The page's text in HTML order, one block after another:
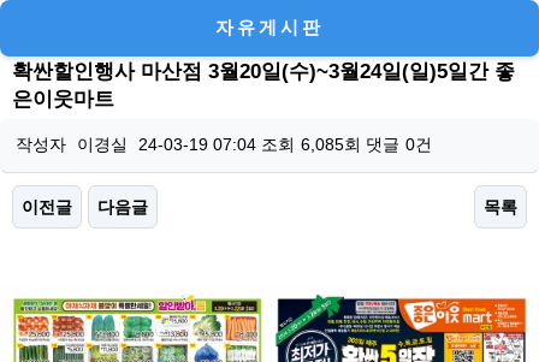
자유게시판
확싼할인행사 마산점 3월20일(수)~3월24일(일)5일간 좋
은이웃마트
작성자 이경실 24-03-19 07:04조회 6,085회 댓글 0건
이전글 다음글 목록
본문